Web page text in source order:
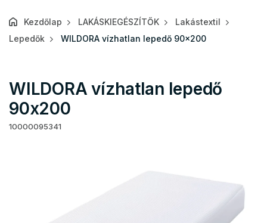
Kezdőlap LAKÁSKIEGÉSZÍTŐK
Lakástextil
Lepedők
WILDORA vízhatlan lepedő 90x200
WILDORA vízhatlan lepedő
90x200
10000095341